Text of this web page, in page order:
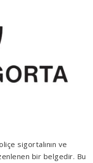
sigortalının ve
bir belgedir. Bu